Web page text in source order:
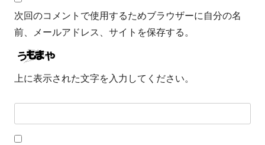
次回のコメントで使用するためブラウザーに自分の名
前、メールアドレス、サイトを保存する。
上に表示された文字を入力してください。